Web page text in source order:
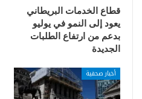
قطاع الخدمات البريطاني
يعود إلى النمو في يوليو
بدعم من ارتفاع الطلبات
الجديدة
أخبار صحفية